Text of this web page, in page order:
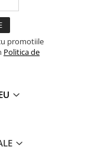
promotiile
Politica de